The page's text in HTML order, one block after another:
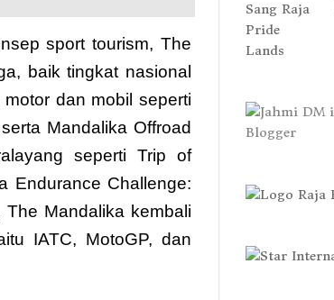
sport tourism, The
baik tingkat nasional
dan mobil seperti
Mandalika Offroad
seperti Trip of
Endurance Challenge:
Mandalika kembali
IATC, MotoGP, dan